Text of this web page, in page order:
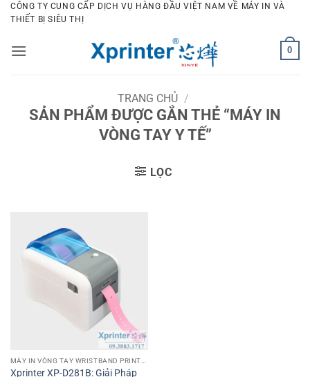
Bỏ
qua
dung
CÔNG TY CUNG CẤP DỊCH VỤ HÀNG ĐẦU VIỆT NAM VỀ MÁY IN VÀ
THIẾT BỊ SIÊU THỊ
0
TRANG CHỦ /
SẢN PHẨM ĐƯỢC GẮN THẺ “MÁY IN
VÒNG TAY Y TẾ”
LỌC
Xprinter XP-D281B: Giải Pháp